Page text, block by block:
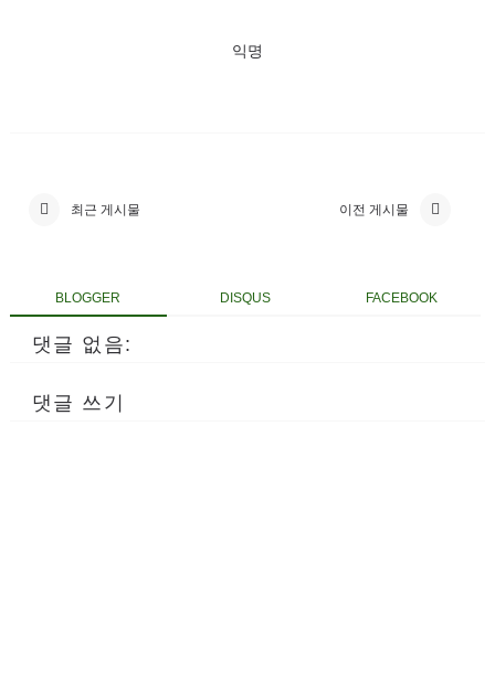
익명
최근 게시물 이전 게시물
BLOGGER DISQUS FACEBOOK
댓글 없음:
댓글 쓰기